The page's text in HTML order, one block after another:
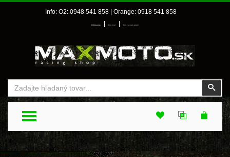
Info: O2: 0948 541 858 | Orange: 0918 541 858
Prihlásenie Môj účet Môj zoznam prianí
TOGGLE MENU